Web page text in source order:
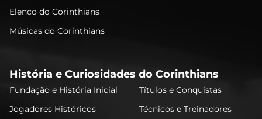
Elenco do Corinthians
Músicas do Corinthians
História e Curiosidades do Corinthians
Fundação e História Inicial
Títulos e Conquistas
Jogadores Históricos
Técnicos e Treinadores